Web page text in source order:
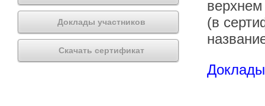
Доклады участников
Скачать сертификат
(в